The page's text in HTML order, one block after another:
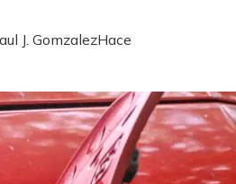
J. GomzalezHace